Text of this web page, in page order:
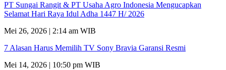
PT Sungai Rangit & PT Usaha Agro Indonesia Mengucapkan
Selamat Hari Raya Idul Adha 1447 H/ 2026
Mei 26, 2026 | 2:14 am WIB
7 Alasan Harus Memilih TV Sony Bravia Garansi Resmi
Mei 14, 2026 | 10:50 pm WIB